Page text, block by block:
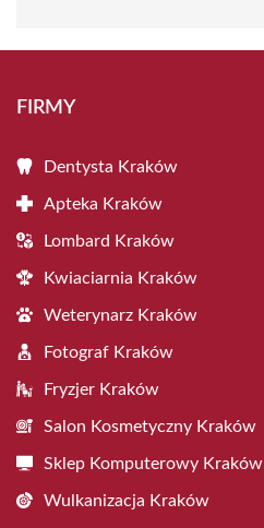
FIRMY
Dentysta Kraków
Apteka Kraków
Lombard Kraków
Kwiaciarnia Kraków
Weterynarz Kraków
Fotograf Kraków
Fryzjer Kraków
Salon Kosmetyczny Kraków
Sklep Komputerowy Kraków
Wulkanizacja Kraków